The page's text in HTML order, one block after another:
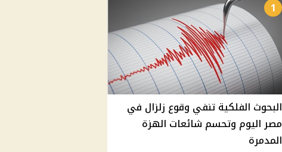
1
البحوث الفلكية تنفي وقوع زلزال في
مصر اليوم وتحسم شائعات الهزة
المدمرة